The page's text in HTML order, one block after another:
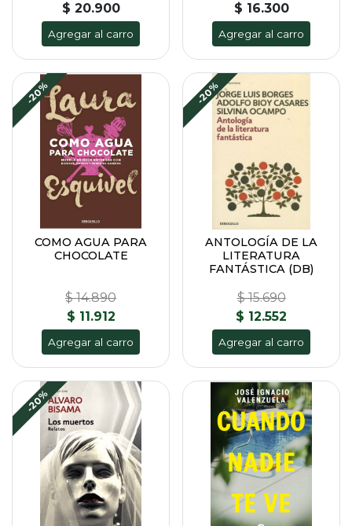
$ 20.900
Agregar al carro
$ 16.300
Agregar al carro
-20%
COMO AGUA PARA
CHOCOLATE
$ 14.890
$ 11.912
Agregar al carro
-20%
ANTOLOGÍA DE LA
LITERATURA
FANTÁSTICA (DB)
$ 15.690
$ 12.552
Agregar al carro
-20%